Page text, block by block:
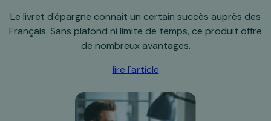
Le livret d'épargne connait un certain succès auprès des
Français. Sans plafond ni limite de temps, ce produit offre
de nombreux avantages.
lire l'article